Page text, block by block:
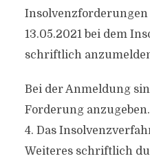
Insolvenzforderungen
13.05.2021 bei dem
schriftlich
Bei der Anmeldung
Forderung anzugeben.
4. Das
Weiteres schriftlich